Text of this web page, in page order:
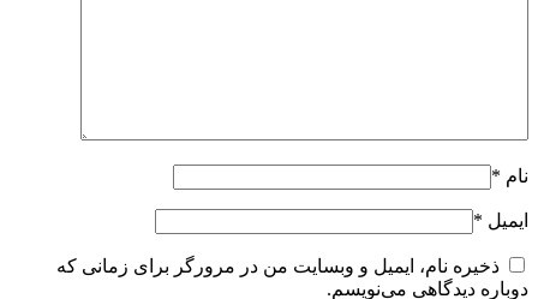
نام *
ایمیل *
ذخیره نام، ایمیل و وبسایت من در مرورگر برای زمانی که
دوباره دیدگاهی می‌نویسم.